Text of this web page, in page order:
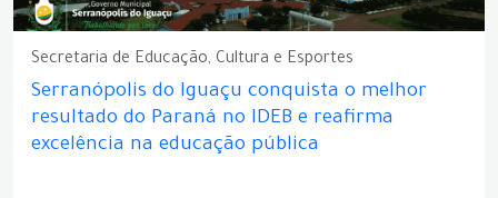
Secretaria de Educação, Cultura e Esportes
Serranópolis do Iguaçu conquista o melhor
resultado do Paraná no IDEB e reafirma
excelência na educação pública